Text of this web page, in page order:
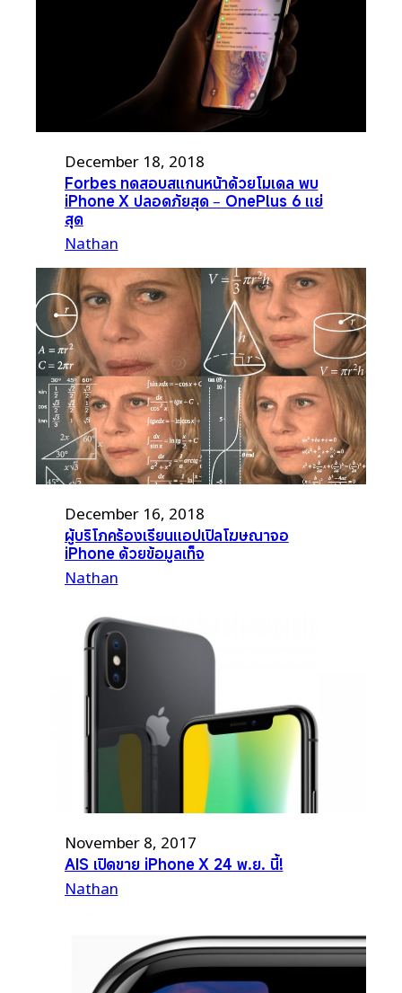
December 18, 2018
Forbes ทดสอบสแกนหน้าด้วยโมเดล พบ
iPhone X ปลอดภัยสุด – OnePlus 6 แย่
สุด
Nathan
December 16, 2018
ผู้บริโภคร้องเรียนแอปเปิลโฆษณาจอ
iPhone ด้วยข้อมูลเท็จ
Nathan
November 8, 2017
AIS เปิดขาย iPhone X 24 พ.ย. นี้!
Nathan